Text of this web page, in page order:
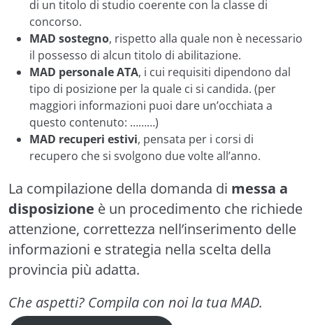
di un titolo di studio coerente con la classe di
concorso.
MAD sostegno, rispetto alla quale non è necessario
il possesso di alcun titolo di abilitazione.
MAD personale ATA, i cui requisiti dipendono dal
tipo di posizione per la quale ci si candida. (per
maggiori informazioni puoi dare un’occhiata a
questo contenuto: ………)
MAD recuperi estivi, pensata per i corsi di
recupero che si svolgono due volte all’anno.
La compilazione della domanda di messa a
disposizione è un procedimento che richiede
attenzione, correttezza nell’inserimento delle
informazioni e strategia nella scelta della
provincia più adatta.
Che aspetti? Compila con noi la tua MAD.